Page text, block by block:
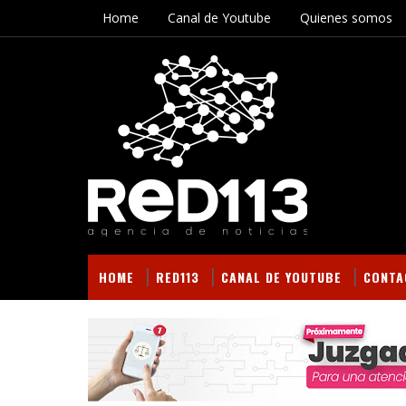
Home Canal de Youtube Quienes somos
HOME RED113 CANAL DE YOUTUBE